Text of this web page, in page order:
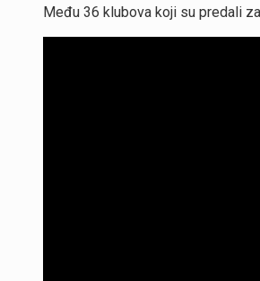
Među 36 klubova koji su predali